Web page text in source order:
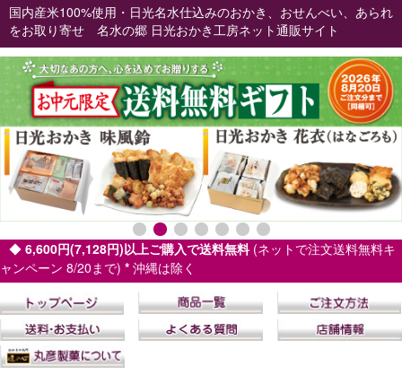
国内産米100%使用・日光名水仕込みのおかき、おせんべい、あられ
をお取り寄せ 名水の郷 日光おかき工房ネット通販サイト
◆ 6,600円(7,128円)以上ご購入で送料無料 (ネットで注文送料無料キ
ャンペーン 8/20まで) * 沖縄は除く